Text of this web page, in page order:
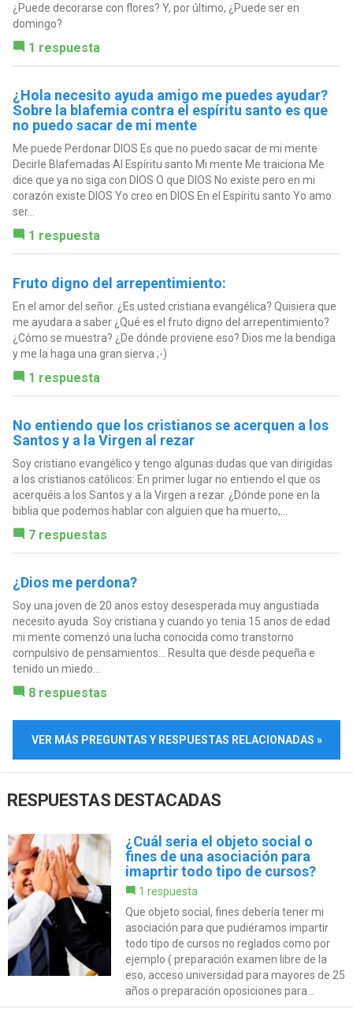
¿Puede decorarse con flores? Y, por último, ¿Puede ser en
domingo?
1 respuesta
¿Hola necesito ayuda amigo me puedes ayudar?
Sobre la blafemia contra el espíritu santo es que
no puedo sacar de mi mente
Me puede Perdonar DIOS Es que no puedo sacar de mi mente
Decirle Blafemadas Al Espíritu santo Mi mente Me traiciona Me
dice que ya no siga con DIOS O que DIOS No existe pero en mi
corazón existe DIOS Yo creo en DIOS En el Espíritu santo Yo amo
ser...
1 respuesta
Fruto digno del arrepentimiento:
En el amor del señor. ¿Es usted cristiana evangélica? Quisiera que
me ayudara a saber ¿Qué es el fruto digno del arrepentimiento?
¿Cómo se muestra? ¿De dónde proviene eso? Dios me la bendiga
y me la haga una gran sierva ;-)
1 respuesta
No entiendo que los cristianos se acerquen a los
Santos y a la Virgen al rezar
Soy cristiano evangélico y tengo algunas dudas que van dirigidas
a los cristianos católicos: En primer lugar no entiendo el que os
acerquéis a los Santos y a la Virgen a rezar. ¿Dónde pone en la
biblia que podemos hablar con alguien que ha muerto,...
7 respuestas
¿Dios me perdona?
Soy una joven de 20 anos estoy desesperada muy angustiada
necesito ayuda. Soy cristiana y cuando yo tenia 15 anos de edad
mi mente comenzó una lucha conocida como transtorno
compulsivo de pensamientos... Resulta que desde pequeña e
tenido un miedo...
8 respuestas
VER MÁS PREGUNTAS Y RESPUESTAS RELACIONADAS »
RESPUESTAS DESTACADAS
¿Cuál seria el objeto social o
fines de una asociación para
imaprtir todo tipo de cursos?
1 respuesta
Que objeto social, fines debería tener mi
asociación para que pudiéramos impartir
todo tipo de cursos no reglados como por
ejemplo ( preparación examen libre de la
eso, acceso universidad para mayores de 25
años o preparación oposiciones para...